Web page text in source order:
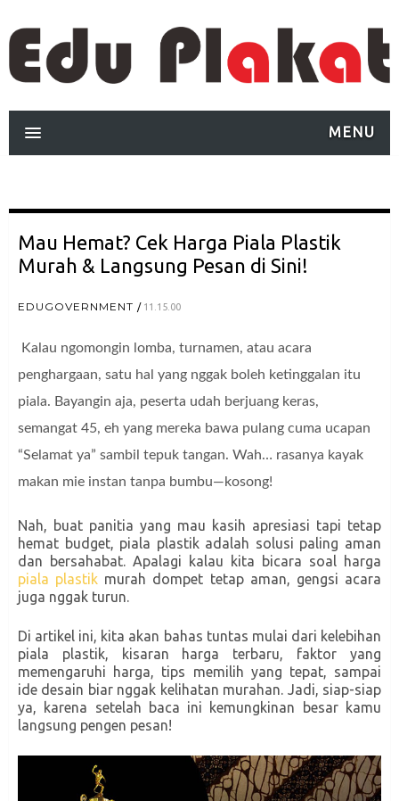
MENU
Mau Hemat? Cek Harga Piala Plastik
Murah & Langsung Pesan di Sini!
EDUGOVERNMENT 11.15.00
Kalau ngomongin lomba, turnamen, atau acara
penghargaan, satu hal yang nggak boleh ketinggalan itu
piala. Bayangin aja, peserta udah berjuang keras,
semangat 45, eh yang mereka bawa pulang cuma ucapan
“Selamat ya” sambil tepuk tangan. Wah… rasanya kayak
makan mie instan tanpa bumbu—kosong!
Nah, buat panitia yang mau kasih apresiasi tapi tetap
hemat budget, piala plastik adalah solusi paling aman
dan bersahabat. Apalagi kalau kita bicara soal harga
piala plastik murah dompet tetap aman, gengsi acara
juga nggak turun.
Di artikel ini, kita akan bahas tuntas mulai dari kelebihan
piala plastik, kisaran harga terbaru, faktor yang
memengaruhi harga, tips memilih yang tepat, sampai
ide desain biar nggak kelihatan murahan. Jadi, siap-siap
ya, karena setelah baca ini kemungkinan besar kamu
langsung pengen pesan!